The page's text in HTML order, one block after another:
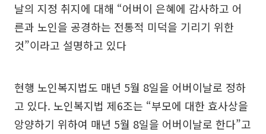
날의 지정 취지에 대해 “어버이 은혜에 감사하고 어
른과 노인을 공경하는 전통적 미덕을 기리기 위한
것”이라고 설명하고 있다
현행 노인복지법도 매년 5월 8일을 어버이날로 정하
고 있다. 노인복지법 제6조는 “부모에 대한 효사상을
앙양하기 위하여 매년 5월 8일을 어버이날로 한다”고